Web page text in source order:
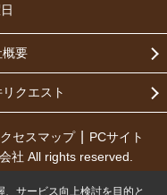
概要
クエスト
セスマップ
PCサイト
社 All rights reserved.
サービス向上検討を目的と